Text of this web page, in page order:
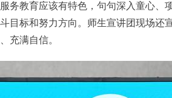
务教育应该有特色，句句深入童心、
目标和努力方向。师生宣讲团现场还
充满自信。